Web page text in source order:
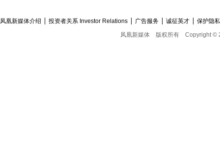
凤凰新媒体介绍 投资者关系 Investor Relations 广告服务 诚征英才
保护隐
凤凰新媒体
版权所有 Copyright ©